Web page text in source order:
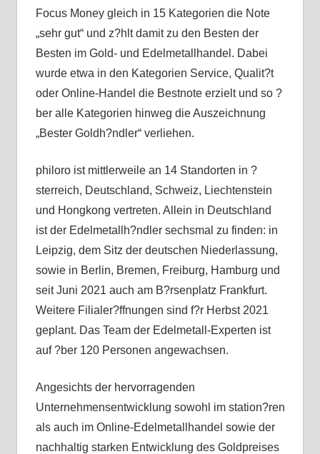
Focus Money gleich in 15 Kategorien die Note
„sehr gut“ und z?hlt damit zu den Besten der
Besten im Gold- und Edelmetallhandel. Dabei
wurde etwa in den Kategorien Service, Qualit?t
oder Online-Handel die Bestnote erzielt und so ?
ber alle Kategorien hinweg die Auszeichnung
„Bester Goldh?ndler“ verliehen.
philoro ist mittlerweile an 14 Standorten in ?
sterreich, Deutschland, Schweiz, Liechtenstein
und Hongkong vertreten. Allein in Deutschland
ist der Edelmetallh?ndler sechsmal zu finden: in
Leipzig, dem Sitz der deutschen Niederlassung,
sowie in Berlin, Bremen, Freiburg, Hamburg und
seit Juni 2021 auch am B?rsenplatz Frankfurt.
Weitere Filialer?ffnungen sind f?r Herbst 2021
geplant. Das Team der Edelmetall-Experten ist
auf ?ber 120 Personen angewachsen.
Angesichts der hervorragenden
Unternehmensentwicklung sowohl im station?ren
als auch im Online-Edelmetallhandel sowie der
nachhaltig starken Entwicklung des Goldpreises